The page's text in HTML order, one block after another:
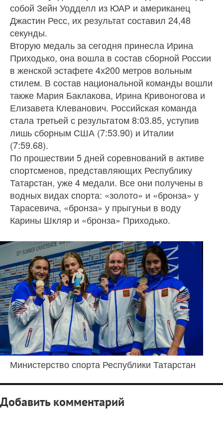
собой Зейн Уодделл из ЮАР и американец
Джастин Ресс, их результат составил 24,48
секунды.
Вторую медаль за сегодня принесла Ирина
Приходько, она вошла в состав сборной России
в женской эстафете 4х200 метров вольным
стилем. В состав национальной команды вошли
также Мария Баклакова, Ирина Кривоногова и
Елизавета Клеванович. Российская команда
стала третьей с результатом 8:03.85, уступив
лишь сборным США (7:53.90) и Италии
(7:59.68).
По прошествии 5 дней соревнований в активе
спортсменов, представляющих Республику
Татарстан, уже 4 медали. Все они получены в
водных видах спорта: «золото» и «бронза» у
Тарасевича, «бронза» у прыгуньи в воду
Карины Шкляр и «бронза» Приходько.
Министерство спорта Республики Татарстан
Добавить комментарий